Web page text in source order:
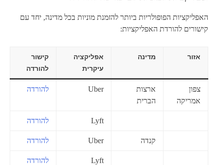
האפליקציות הפופולריות ביותר להזמנת מוניות בכל מדינה, יחד עם
קישורים להורדת האפליקציות:
אזור מדינה
אפליקציה
עיקרית
קישור
להורדה
צפון
אמריקה
ארצות
הברית
Uber להורדה
Lyft להורדה
קנדה Uber להורדה
Lyft להורדה